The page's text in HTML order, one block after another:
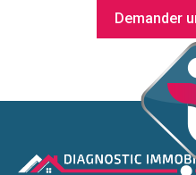
Demander